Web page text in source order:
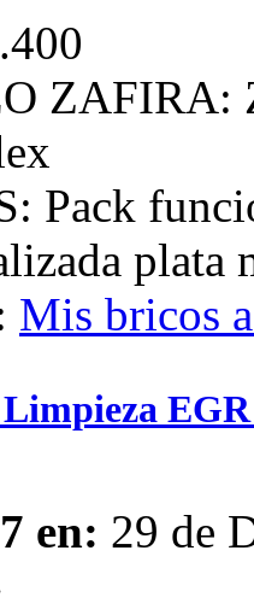
ZAFIRA:
Pack
plata
Mis bricos
en: 29 de